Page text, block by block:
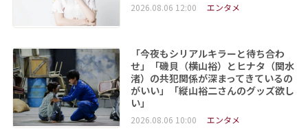
2026.08.06 12:00 エンタメ
「今夜もシリアルキラーと待ち合わ
せ」「磯貝（横山裕）とヒナタ（関水
渚）の共犯関係が深まってきているの
がいい」「縦山裕二さんのグッズ欲し
い」
2026.08.06 10:00 エンタメ